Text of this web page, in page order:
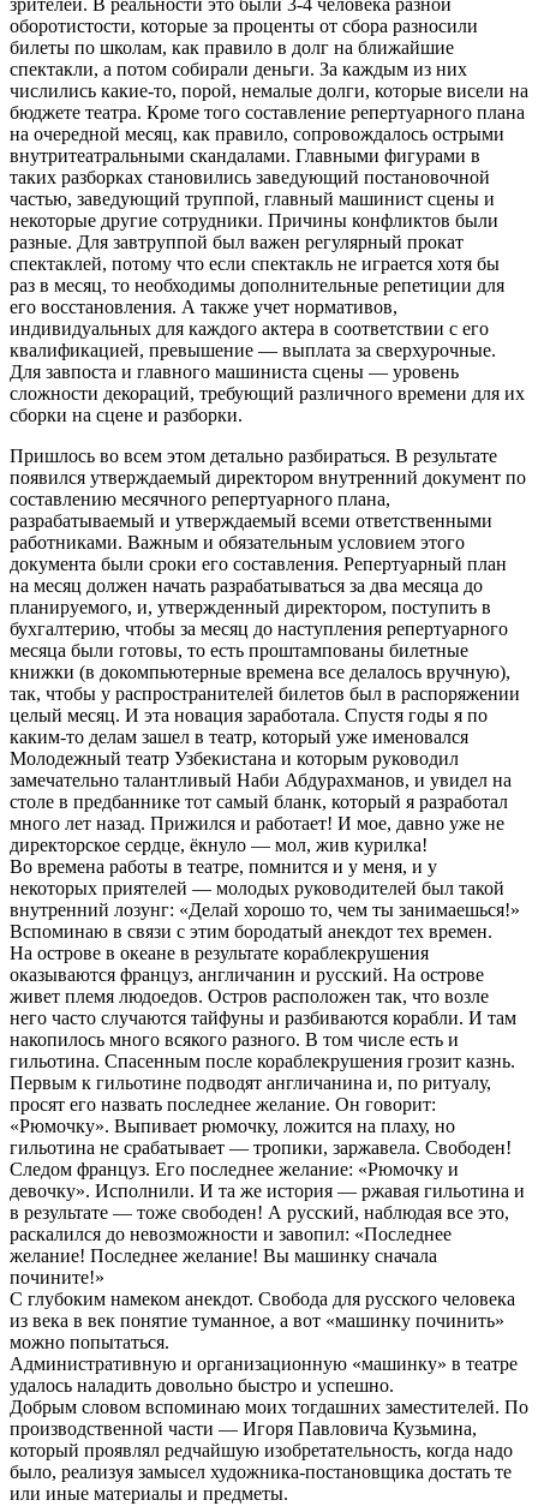
зрителей. В реальности это были 3-4 человека разной
оборотистости, которые за проценты от сбора разносили
билеты по школам, как правило в долг на ближайшие
спектакли, а потом собирали деньги. За каждым из них
числились какие-то, порой, немалые долги, которые висели на
бюджете театра. Кроме того составление репертуарного плана
на очередной месяц, как правило, сопровождалось острыми
внутритеатральными скандалами. Главными фигурами в
таких разборках становились заведующий постановочной
частью, заведующий труппой, главный машинист сцены и
некоторые другие сотрудники. Причины конфликтов были
разные. Для завтруппой был важен регулярный прокат
спектаклей, потому что если спектакль не играется хотя бы
раз в месяц, то необходимы дополнительные репетиции для
его восстановления. А также учет нормативов,
индивидуальных для каждого актера в соответствии с его
квалификацией, превышение — выплата за сверхурочные.
Для завпоста и главного машиниста сцены — уровень
сложности декораций, требующий различного времени для их
сборки на сцене и разборки.
Пришлось во всем этом детально разбираться. В результате
появился утверждаемый директором внутренний документ по
составлению месячного репертуарного плана,
разрабатываемый и утверждаемый всеми ответственными
работниками. Важным и обязательным условием этого
документа были сроки его составления. Репертуарный план
на месяц должен начать разрабатываться за два месяца до
планируемого, и, утвержденный директором, поступить в
бухгалтерию, чтобы за месяц до наступления репертуарного
месяца были готовы, то есть проштампованы билетные
книжки (в докомпьютерные времена все делалось вручную),
так, чтобы у распространителей билетов был в распоряжении
целый месяц. И эта новация заработала. Спустя годы я по
каким-то делам зашел в театр, который уже именовался
Молодежный театр Узбекистана и которым руководил
замечательно талантливый Наби Абдурахманов, и увидел на
столе в предбаннике тот самый бланк, который я разработал
много лет назад. Прижился и работает! И мое, давно уже не
директорское сердце, ёкнуло — мол, жив курилка!
Во времена работы в театре, помнится и у меня, и у
некоторых приятелей — молодых руководителей был такой
внутренний лозунг: «Делай хорошо то, чем ты занимаешься!»
Вспоминаю в связи с этим бородатый анекдот тех времен.
На острове в океане в результате кораблекрушения
оказываются француз, англичанин и русский. На острове
живет племя людоедов. Остров расположен так, что возле
него часто случаются тайфуны и разбиваются корабли. И там
накопилось много всякого разного. В том числе есть и
гильотина. Спасенным после кораблекрушения грозит казнь.
Первым к гильотине подводят англичанина и, по ритуалу,
просят его назвать последнее желание. Он говорит:
«Рюмочку». Выпивает рюмочку, ложится на плаху, но
гильотина не срабатывает — тропики, заржавела. Свободен!
Следом француз. Его последнее желание: «Рюмочку и
девочку». Исполнили. И та же история — ржавая гильотина и
в результате — тоже свободен! А русский, наблюдая все это,
раскалился до невозможности и завопил: «Последнее
желание! Последнее желание! Вы машинку сначала
почините!»
С глубоким намеком анекдот. Свобода для русского человека
из века в век понятие туманное, а вот «машинку починить»
можно попытаться.
Административную и организационную «машинку» в театре
удалось наладить довольно быстро и успешно.
Добрым словом вспоминаю моих тогдашних заместителей. По
производственной части — Игоря Павловича Кузьмина,
который проявлял редчайшую изобретательность, когда надо
было, реализуя замысел художника-постановщика достать те
или иные материалы и предметы.